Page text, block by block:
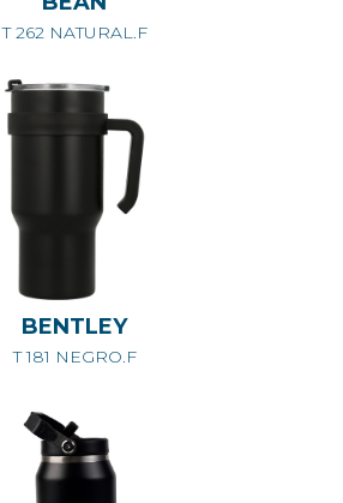
T 262 NATURAL.F
BENTLEY
T 181 NEGRO.F